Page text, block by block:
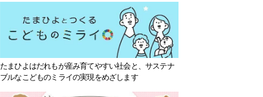
たまひよはだれもが産み育てやすい社会と、サステナ
ブルなこどものミライの実現をめざします